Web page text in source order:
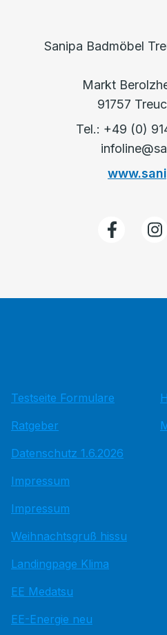
Sanipa Badmöbel
Markt
91757
Tel.: +49 (0)
Testseite Formulare
Ratgeber
Datenschutz 1.6.2026
Impressum
Impressum
Weihnachtsgruß hissu
Landingpage Klima
EE Medatsu
EE-Energie neu